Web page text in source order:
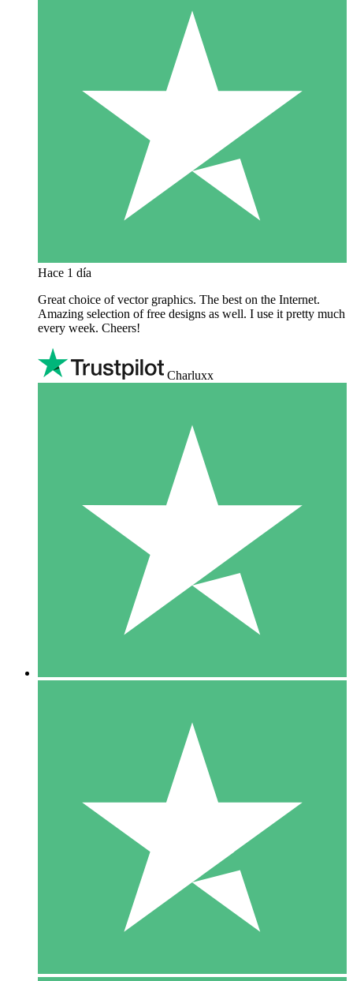
Hace 1 día
Great choice of vector graphics. The best on the Internet.
Amazing selection of free designs as well. I use it pretty much
every week. Cheers!
Charluxx